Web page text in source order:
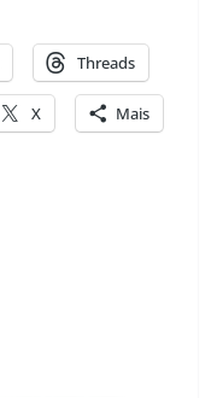
Threads
X Mais